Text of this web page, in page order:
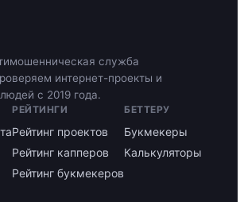
служба
интернет-проекты и
с 2019 года.
РЕЙТИНГИ
Рейтинг проектов
Рейтинг капперов
Рейтинг букмекеров
БЕТТЕРУ
Букмекеры
Калькуляторы